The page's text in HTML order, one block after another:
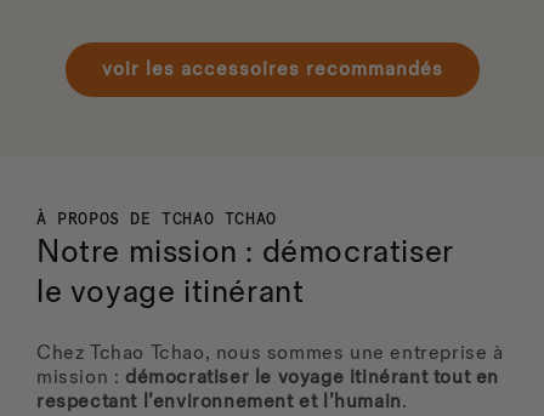
voir les accessoires recommandés
À PROPOS DE TCHAO TCHAO
Notre mission : démocratiser
le voyage itinérant
Chez Tchao Tchao, nous sommes une entreprise à
mission : démocratiser le voyage itinérant tout en
respectant l’environnement et l’humain.